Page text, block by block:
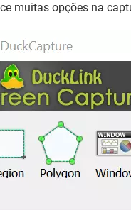
muitas opções na